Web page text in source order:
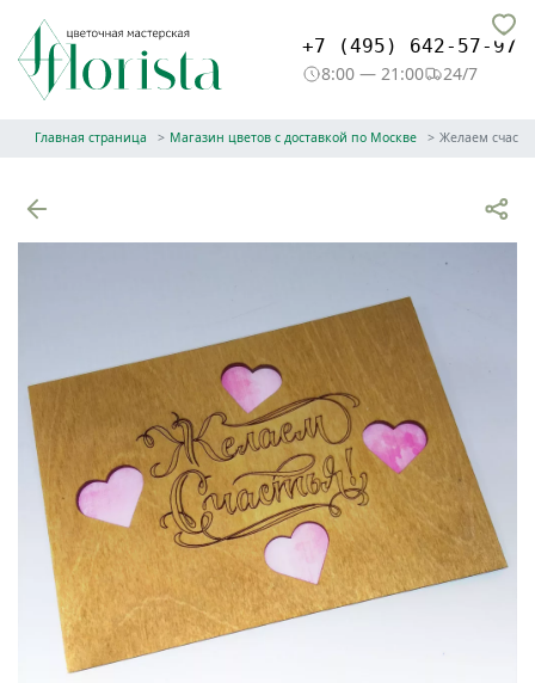
+7 (495) 642-57-97
8:00 — 21:00
24/7
Главная страница Магазин цветов с доставкой по Москве Желаем